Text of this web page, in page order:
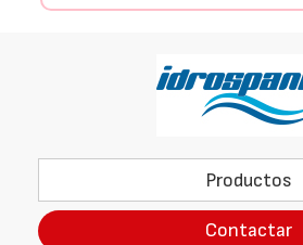
Productos
Contactar